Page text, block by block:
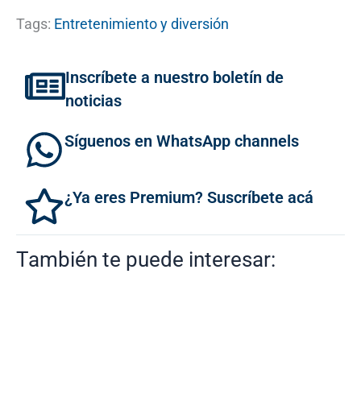
Tags: Entretenimiento y diversión
Inscríbete a nuestro boletín de
noticias
Síguenos en WhatsApp channels
¿Ya eres Premium? Suscríbete acá
También te puede interesar: